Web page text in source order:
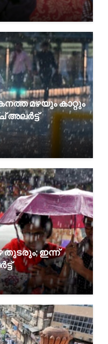
മഴയും കാറ്റും
അലർട്ട്
തുടരും; ഇന്ന്